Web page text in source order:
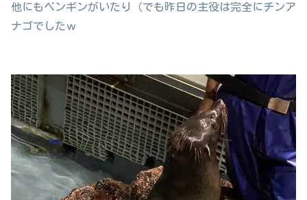
他にもペンギンがいたり（でも昨日の主役は完全にチンア
ナゴでしたｗ